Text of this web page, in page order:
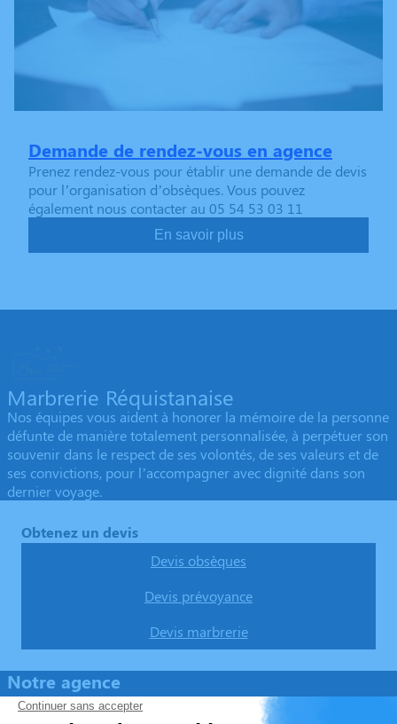
Demande de rendez-vous en agence
Prenez rendez-vous pour établir une demande de devis
pour l’organisation d’obsèques. Vous pouvez
également nous contacter au 05 54 53 03 11
En savoir plus
Marbrerie Réquistanaise
Nos équipes vous aident à honorer la mémoire de la personne
défunte de manière totalement personnalisée, à perpétuer son
souvenir dans le respect de ses volontés, de ses valeurs et de
ses convictions, pour l’accompagner avec dignité dans son
dernier voyage.
Obtenez un devis
Devis obsèques
Devis prévoyance
Devis marbrerie
Notre agence
Pompes Funèbres BRU Réquista